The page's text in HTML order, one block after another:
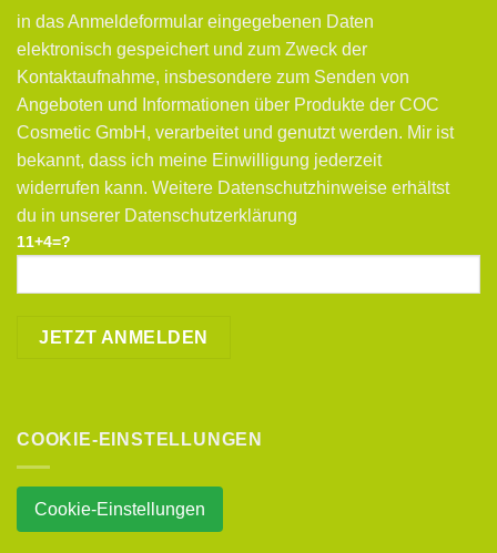
in das Anmeldeformular eingegebenen Daten
elektronisch gespeichert und zum Zweck der
Kontaktaufnahme, insbesondere zum Senden von
Angeboten und Informationen über Produkte der COC
Cosmetic GmbH, verarbeitet und genutzt werden. Mir ist
bekannt, dass ich meine Einwilligung jederzeit
widerrufen kann. Weitere Datenschutzhinweise erhältst
du in unserer Datenschutzerklärung
11+4=?
COOKIE-EINSTELLUNGEN
Cookie-Einstellungen